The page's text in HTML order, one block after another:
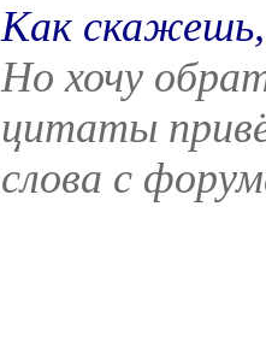
Как
Но хочу
цитаты
слова с